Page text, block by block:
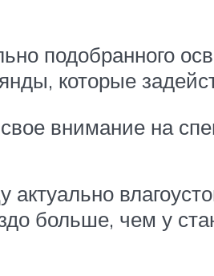
подобранного
которые
внимание на
актуально
больше, чем у